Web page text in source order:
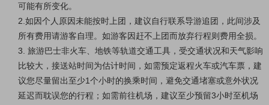
可能有所变化。
2.如因个人原因未能按时上团，建议自行联系导游追团，此间涉及
所有费用请游客自理。如游客因赶不上团而放弃行程则费用全损。
3. 旅游巴士非火车、地铁等轨道交通工具，受交通状况和天气影响
比较大，接送站时间为估计时间，如需预定返程火车或汽车票，建
议您尽量留出至少1个小时的换乘时间，避免交通堵塞或意外状况
延迟而耽误您的行程；如需前往机场，建议至少预留3小时至机场